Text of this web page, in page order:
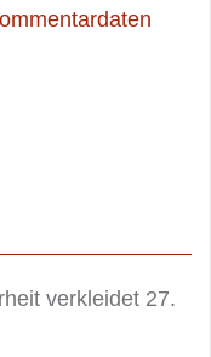
verkleidet 27.